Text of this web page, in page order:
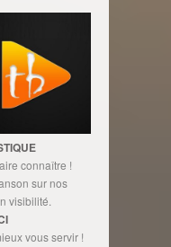
connaître !
sur nos
visibilité.
vous servir !